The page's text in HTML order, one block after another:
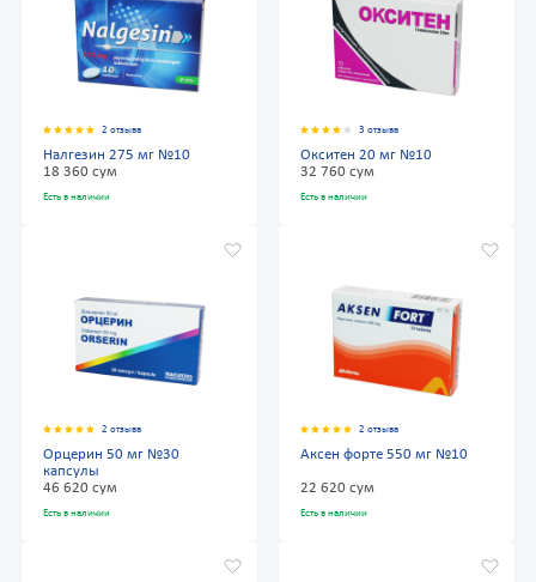
2 отзыва
Налгезин 275 мг №10
18 360 сум
Есть в наличии
3 отзыва
Окситен 20 мг №10
32 760 сум
Есть в наличии
2 отзыва
Орцерин 50 мг №30
капсулы
46 620 сум
Есть в наличии
2 отзыва
Аксен форте 550 мг №10
22 620 сум
Есть в наличии